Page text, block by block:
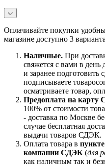
Оплачивайте покупки
магазине доступно 3
Наличные. При
свяжется с вами в день
и заранее
подписываете
осматриваете товар,
Предоплата на карту
100% от стоимости
- доставка по Москве
случае бесплатная
выдачи товаров СДЭК.
Оплата товара в
компании СДЭК (для
как наличным так и